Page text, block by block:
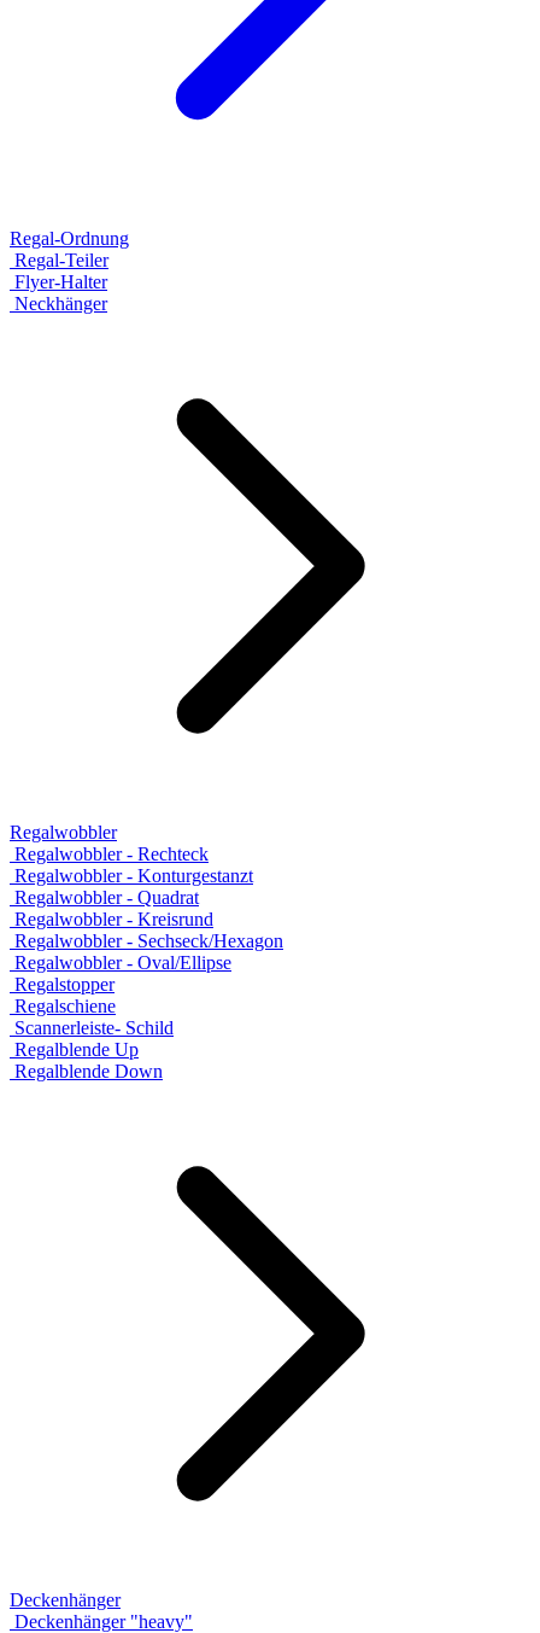
Regal-Ordnung
Regal-Teiler
Flyer-Halter
Neckhänger
Regalwobbler
Regalwobbler - Rechteck
Regalwobbler - Konturgestanzt
Regalwobbler - Quadrat
Regalwobbler - Kreisrund
Regalwobbler - Sechseck/Hexagon
Regalwobbler - Oval/Ellipse
Regalstopper
Regalschiene
Scannerleiste- Schild
Regalblende Up
Regalblende Down
Deckenhänger
Deckenhänger "heavy"